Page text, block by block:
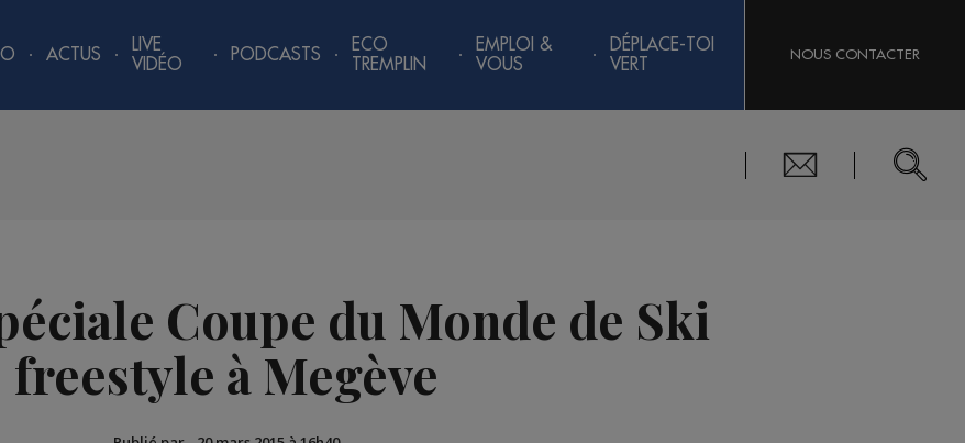
ACTUS
LIVE
VIDÉO
PODCASTS
ECO
TREMPLIN
EMPLOI &
VOUS
DÉPLACE-TOI
VERT
NOUS CONTACTER
Coupe du Monde de Ski
freestyle à Megève